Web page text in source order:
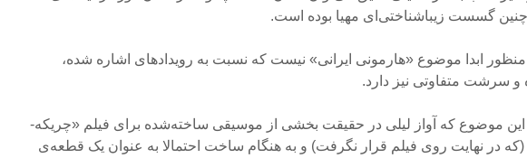
گسست زیباشناختی‌ای مهیا بوده است.
منظور ابدا موضوع «هارمونی ایرانی» نیست که نسبت به رویدادهای اشاره شده،
و سرشت متفاوتی نیز دارد.
۴- توجه به این موضوع که آواز لیلی در حقیقت بخشی از موسیقی ساخته‌شده برای فیلم «چریکه­
در نهایت روی فیلم قرار نگرفت) و به هنگام ساخت احتمالا به عنوان یک قطعه‌ی